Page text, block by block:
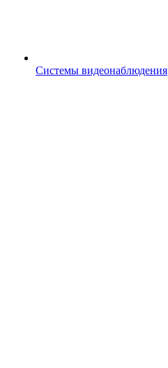
Системы видеонаблюдения